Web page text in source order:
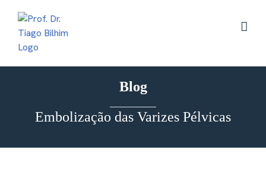
content
Blog
Embolização das Varizes Pélvicas